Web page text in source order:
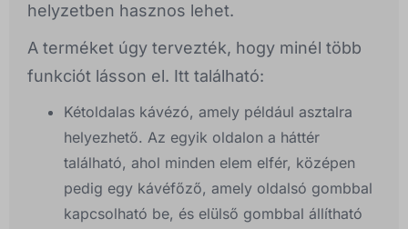
helyzetben hasznos lehet.
A terméket úgy tervezték, hogy minél több
funkciót lásson el. Itt található:
Kétoldalas kávézó, amely például asztalra
helyezhető. Az egyik oldalon a háttér
található, ahol minden elem elfér, középen
pedig egy kávéfőző, amely oldalsó gombbal
kapcsolható be, és elülső gombbal állítható